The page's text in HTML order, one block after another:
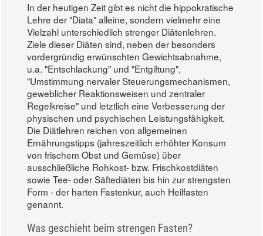
In der heutigen Zeit gibt es nicht die hippokratische
Lehre der "Diata" alleine, sondern vielmehr eine
Vielzahl unterschiedlich strenger Diätenlehren.
Ziele dieser Diäten sind, neben der besonders
vordergründig erwünschten Gewichtsabnahme,
u.a. "Entschlackung" und "Entgiftung",
"Umstimmung nervaler Steuerungsmechanismen,
geweblicher Reaktionsweisen und zentraler
Regelkreise" und letztlich eine Verbesserung der
physischen und psychischen Leistungsfähigkeit.
Die Diätlehren reichen von allgemeinen
Ernährungstipps (jahreszeitlich erhöhter Konsum
von frischem Obst und Gemüse) über
ausschließliche Rohkost- bzw. Frischkostdiäten
sowie Tee- oder Säftediäten bis hin zur strengsten
Form - der harten Fastenkur, auch Heilfasten
genannt.
Was geschieht beim strengen Fasten?